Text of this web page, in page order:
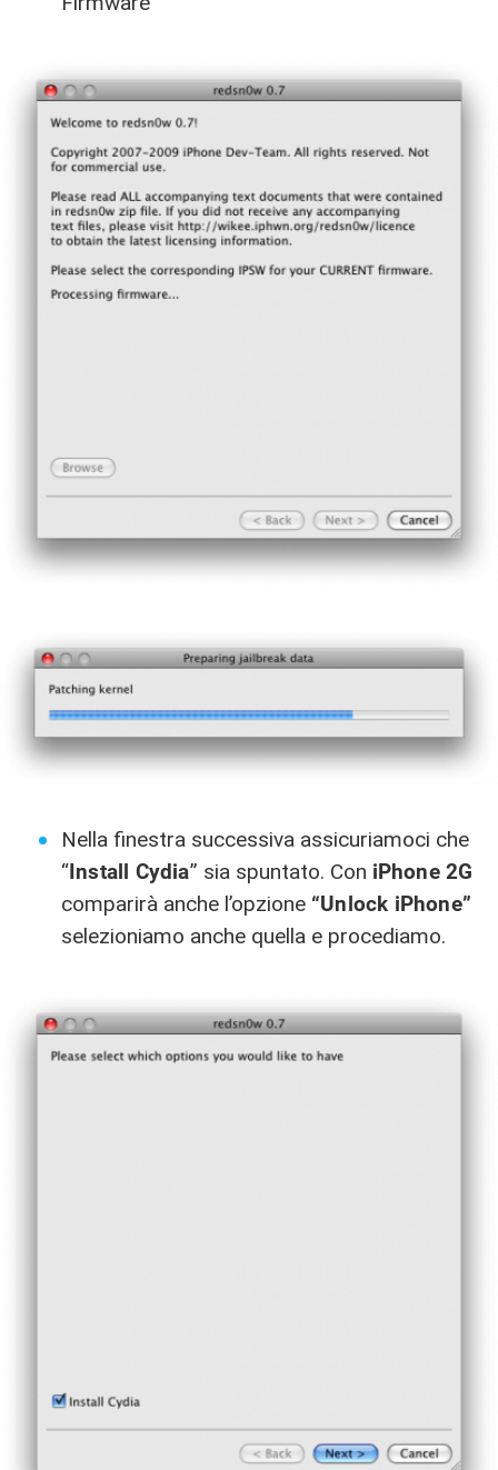
Nella finestra successiva assicuriamoci che
“Install Cydia” sia spuntato. Con iPhone 2G
comparirà anche l’opzione “Unlock iPhone”
selezioniamo anche quella e procediamo.